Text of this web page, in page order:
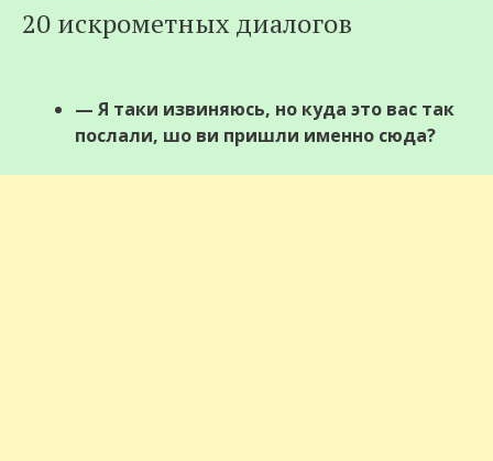
содержимому
20 искрометных диалогов
— Я таки извиняюсь, но куда это вас так
послали, шо ви пришли именно сюда?